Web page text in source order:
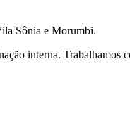
Sônia e Morumbi.
interna.